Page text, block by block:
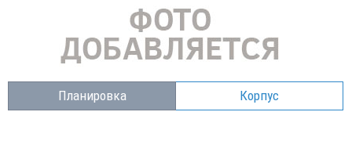
Планировка Корпус